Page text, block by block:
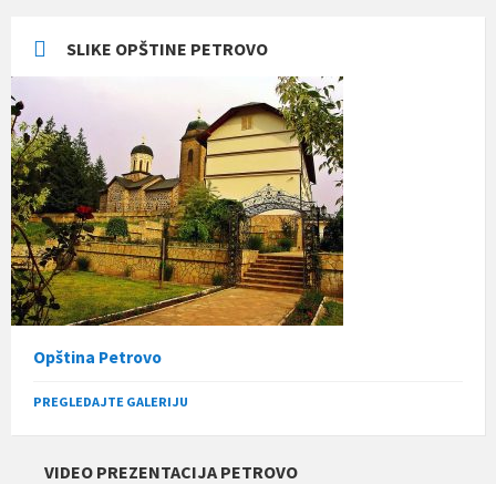
SLIKE OPŠTINE PETROVO
Opština Petrovo
PREGLEDAJTE GALERIJU
VIDEO PREZENTACIJA PETROVO